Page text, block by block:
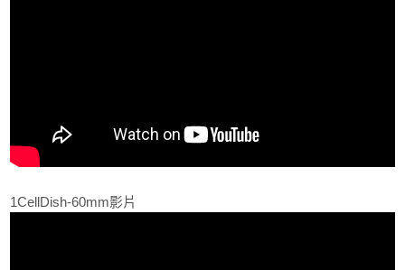
1CellDish-60mm影片